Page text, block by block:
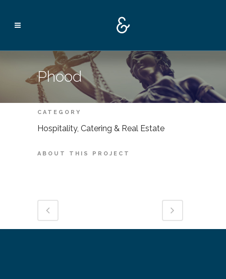
Phood
CATEGORY
Hospitality, Catering & Real Estate
ABOUT THIS PROJECT